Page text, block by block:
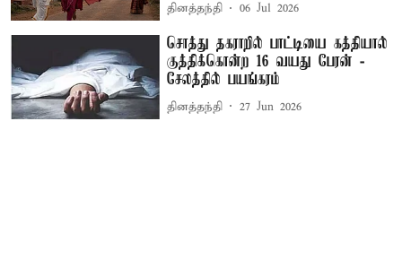
தினத்தந்தி 06 Jul 2026
சொத்து தகராறில் பாட்டியை கத்தியால்
குத்திக்கொன்ற 16 வயது பேரன் -
சேலத்தில் பயங்கரம்
தினத்தந்தி 27 Jun 2026